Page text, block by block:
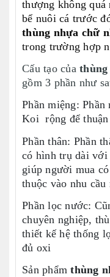
thượng không quá
bể nuôi cá trước
thùng nhựa chữ
trong trường hợp
Cấu tạo của
gồm 3 phần như
Phần miệng:
Koi rộng để thuận
Phần thân: Phần
có hình trụ dài với
giúp người mua
thuộc vào nhu
Phần lọc nước:
chuyên nghiệp,
thiết kế hệ thống
đủ oxi
Sản phẩmthùng